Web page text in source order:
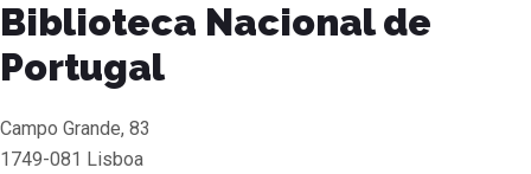
Biblioteca Nacional de
Portugal
Campo Grande, 83
1749-081 Lisboa